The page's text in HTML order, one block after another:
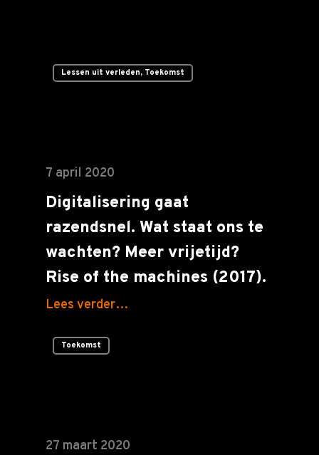
Lessen uit verleden, Toekomst
7 april 2020
Digitalisering gaat
razendsnel. Wat staat ons te
wachten? Meer vrijetijd?
Rise of the machines (2017).
Lees verder…
Toekomst
27 maart 2020